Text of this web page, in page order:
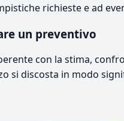
richieste e ad
un preventivo
con la stima,
si discosta in modo